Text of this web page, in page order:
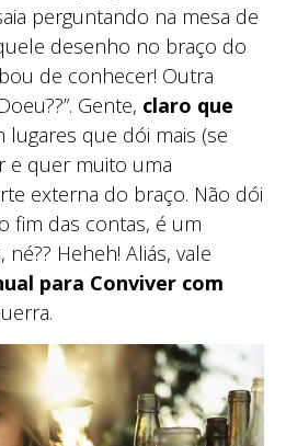
perguntando na mesa de
desenho no braço do
de conhecer! Outra
Gente, claro que
lugares que dói mais (se
e quer muito uma
externa do braço. Não dói
fim das contas, é um
Heheh! Aliás, vale
para Conviver com